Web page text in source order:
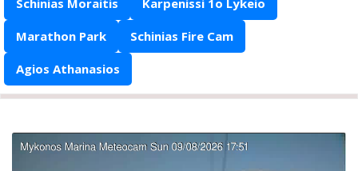
Schinias Moraitis Karpenissi 1o Lykeio
Marathon Park Schinias Fire Cam
Agios Athanasios